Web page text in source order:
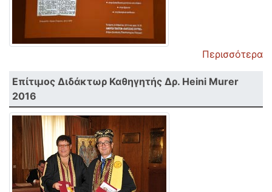
Περισσότερα
Επίτιμος Διδάκτωρ Καθηγητής Δρ. Heini Murer
2016